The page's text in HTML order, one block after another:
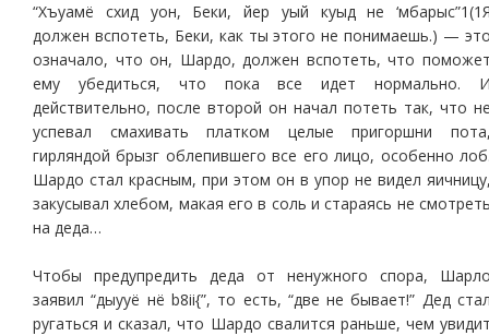
“Хъуамё схид уон, Беки, йер уый куыд не
должен вспотеть, Беки, как ты этого не понимаешь.) —
означало, что он, Шардо, должен вспотеть, что
ему убедиться, что пока все идет нормально.
действительно, после второй он начал потеть так, что
успевал смахивать платком целые пригоршни
гирляндой брызг облепившего все его лицо, особенно
Шардо стал красным, при этом он в упор не видел
закусывал хлебом, макая его в соль и стараясь не
на деда…
Чтобы предупредить деда от ненужного спора,
заявил “дыууё нё b8ii{”, то есть, “две не бывает!” Дед
ругаться и сказал, что Шардо свалится раньше, чем